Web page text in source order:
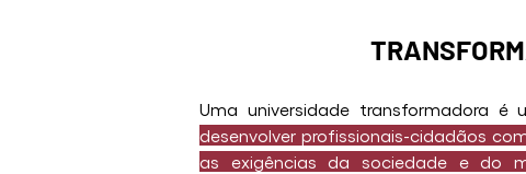
Uma universidade transformadora é
desenvolver profissionais-cidadãos
as exigências da sociedade e do